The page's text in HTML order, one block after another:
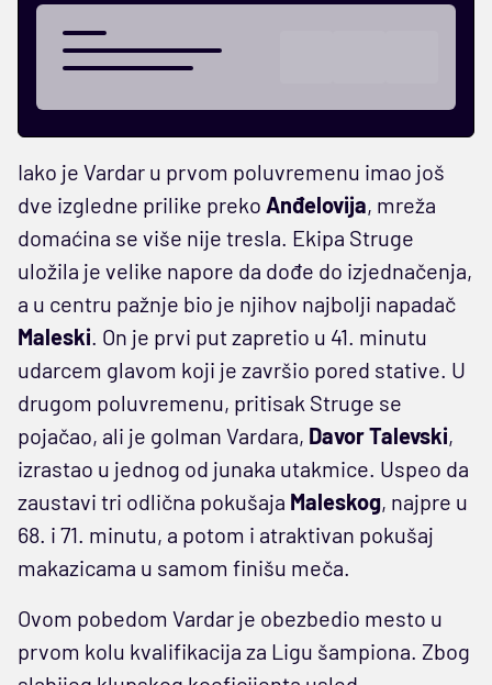
Iako je Vardar u prvom poluvremenu imao još
dve izgledne prilike preko Anđelovija, mreža
domaćina se više nije tresla. Ekipa Struge
uložila je velike napore da dođe do izjednačenja,
a u centru pažnje bio je njihov najbolji napadač
Maleski. On je prvi put zapretio u 41. minutu
udarcem glavom koji je završio pored stative. U
drugom poluvremenu, pritisak Struge se
pojačao, ali je golman Vardara, DavorTalevski,
izrastao u jednog od junaka utakmice. Uspeo da
zaustavi tri odlična pokušaja Maleskog, najpre u
68. i 71. minutu, a potom i atraktivan pokušaj
makazicama u samom finišu meča.
Ovom pobedom Vardar je obezbedio mesto u
prvom kolu kvalifikacija za Ligu šampiona. Zbog